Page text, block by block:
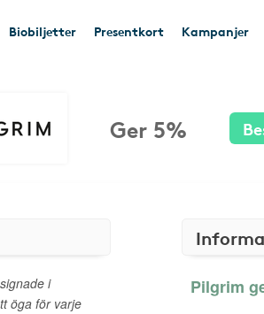
Biobiljetter Presentkort Kampanjer
Ger 5%
i
öga för varje
Pilgrim